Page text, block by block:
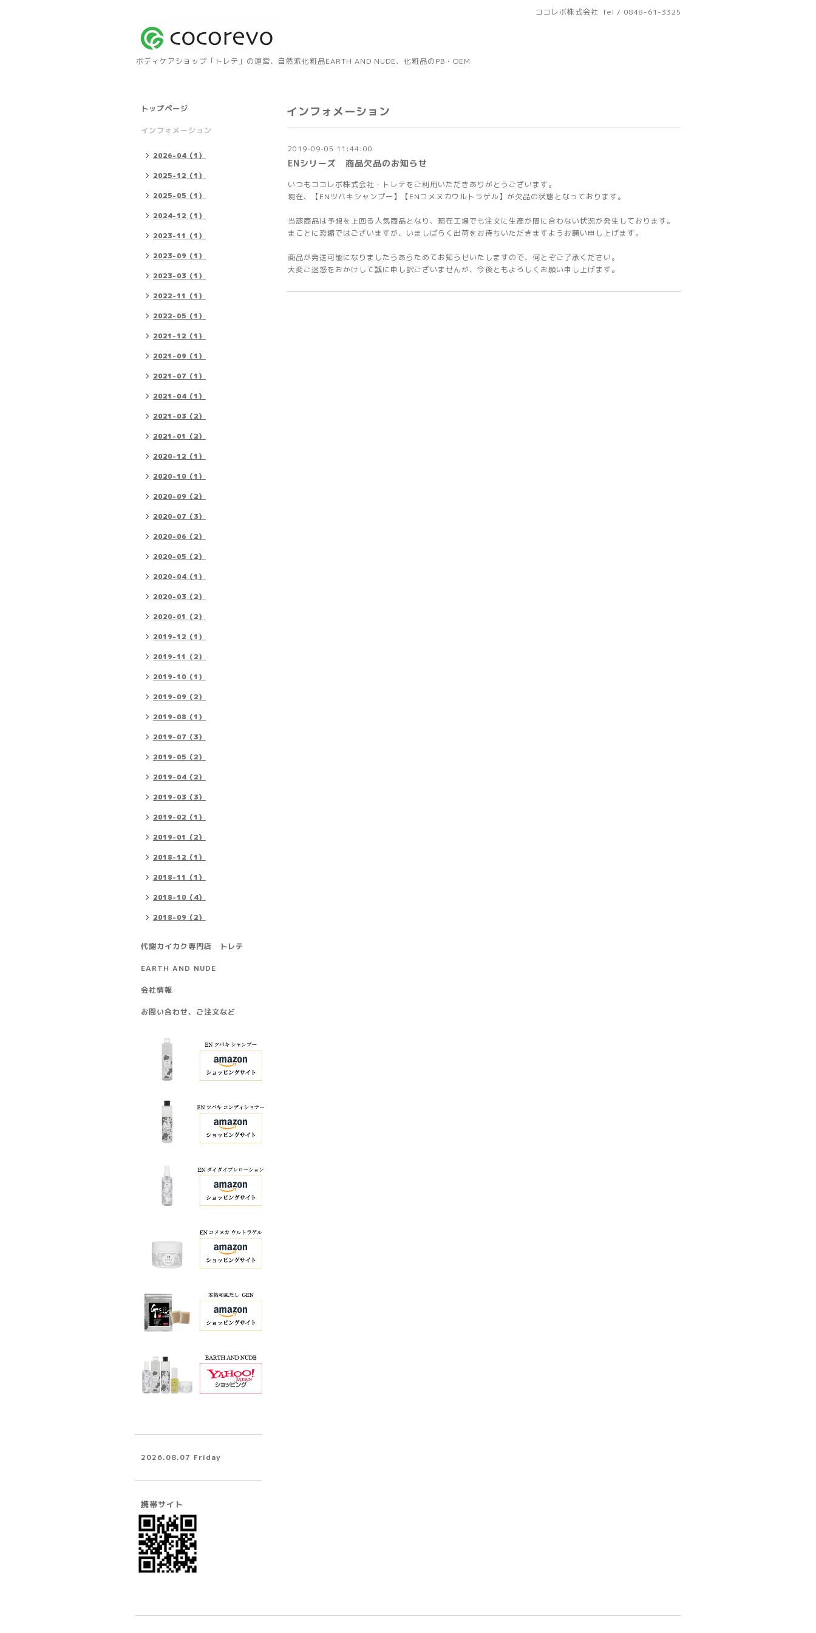
ココレボ株式会社 Tel / 0848-61-3325
ボディケアショップ「トレテ」の運営、自然派化粧品EARTH AND NUDE、化粧品のPB・OEM
インフォメーション
2019-09-05 11:44:00
ENシリーズ 商品欠品のお知らせ
いつもココレボ株式会社・トレテをご利用いただきありがとうございます。
現在、【ENツバキシャンプー】【ENコメヌカウルトラゲル】が欠品の状態となっております。
当該商品は予想を上回る人気商品となり、現在工場でも注文に生産が間に合わない状況が発生しております。
まことに恐縮ではございますが、いましばらく出荷をお待ちいただきますようお願い申し上げます。
商品が発送可能になりましたらあらためてお知らせいたしますので、何とぞご了承ください。
大変ご迷惑をおかけして誠に申し訳ございませんが、今後ともよろしくお願い申し上げます。
トップページ
インフォメーション
2026-04（1）
2025-12（1）
2025-05（1）
2024-12（1）
2023-11（1）
2023-09（1）
2023-03（1）
2022-11（1）
2022-05（1）
2021-12（1）
2021-09（1）
2021-07（1）
2021-04（1）
2021-03（2）
2021-01（2）
2020-12（1）
2020-10（1）
2020-09（2）
2020-07（3）
2020-06（2）
2020-05（2）
2020-04（1）
2020-03（2）
2020-01（2）
2019-12（1）
2019-11（2）
2019-10（1）
2019-09（2）
2019-08（1）
2019-07（3）
2019-05（2）
2019-04（2）
2019-03（3）
2019-02（1）
2019-01（2）
2018-12（1）
2018-11（1）
2018-10（4）
2018-09（2）
代謝カイカク専門店 トレテ
EARTH AND NUDE
会社情報
お問い合わせ、ご注文など
2026.08.07 Friday
携帯サイト